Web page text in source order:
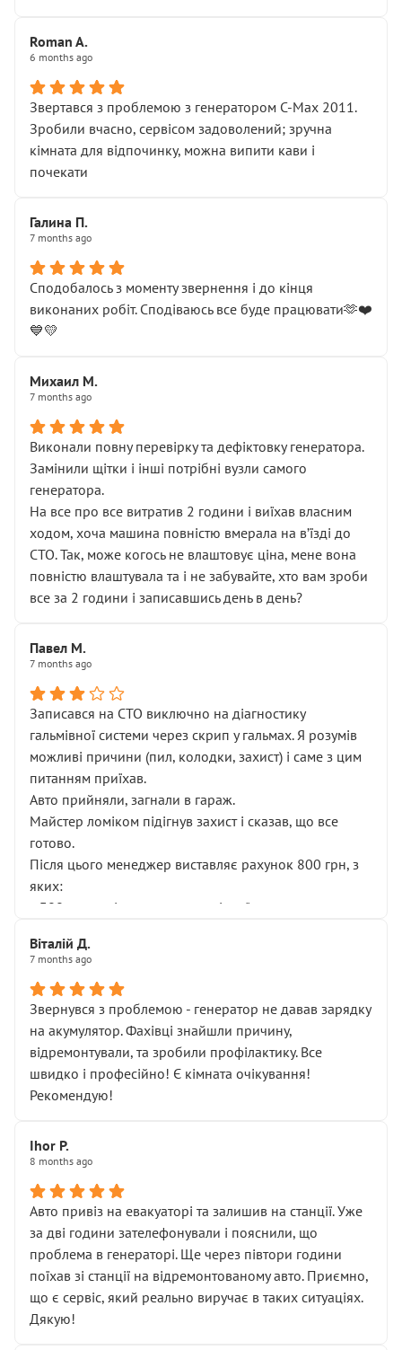
Roman A.
6 months ago
Звертався з проблемою з генератором C-Max 2011.
Зробили вчасно, сервісом задоволений; зручна
кімната для відпочинку, можна випити кави і
почекати
Галина П.
7 months ago
Сподобалось з моменту звернення і до кінця
виконаних робіт. Сподіваюсь все буде працювати🫶❤️
💙💛
Михаил М.
7 months ago
Виконали повну перевірку та дефіктовку генератора.
Замінили щітки і інші потрібні вузли самого
генератора.
На все про все витратив 2 години і виїхав власним
ходом, хоча машина повністю вмерала на вʼїзді до
СТО. Так, може когось не влаштовує ціна, мене вона
повністю влаштувала та і не забувайте, хто вам зроби
все за 2 години і записавшись день в день?
Павел М.
7 months ago
Записався на СТО виключно на діагностику
гальмівної системи через скрип у гальмах. Я розумів
можливі причини (пил, колодки, захист) і саме з цим
питанням приїхав.
Авто прийняли, загнали в гараж.
Майстер ломіком підігнув захист і сказав, що все
готово.
Після цього менеджер виставляє рахунок 800 грн, з
яких:
• 300 грн — діагностика гальмівної системи
НЕ погоджував
послуга. Тим більше, я був поруч і жодної реальної
діагностики ходової не проводилось. Після
зауваження гроші за цю “послугу” повернули, що
лише підтвердило мою правоту.
Але головне — я виїжджаю з боксу, і скрип у гальмах
залишився таким самим, як і був. Тобто оплачена
Далі ситуація тільки погіршилась:
• сказали, що тепер “потрібно знімати колеса”
• що біля авто стояти вже не можна
• почали озвучувати купу додаткових робіт без
чіткого пояснення
( ну все зняли та доробили) дякую!
Окремий момент, який виглядає абсурдно:
мені заявили, що бачок гальмівної рідини потрібно
міняти разом із головним гальмівним циліндром у
Віталій Д.
7 months ago
Звернувся з проблемою - генератор не давав зарядку
на акумулятор. Фахівці знайшли причину,
відремонтували, та зробили профілактику. Все
швидко і професійно! Є кімната очікування!
Рекомендую!
Ihor P.
8 months ago
Авто привіз на евакуаторі та залишив на станції. Уже
за дві години зателефонували і пояснили, що
проблема в генераторі. Ще через півтори години
поїхав зі станції на відремонтованому авто. Приємно,
що є сервіс, який реально виручає в таких ситуаціях.
Дякую!